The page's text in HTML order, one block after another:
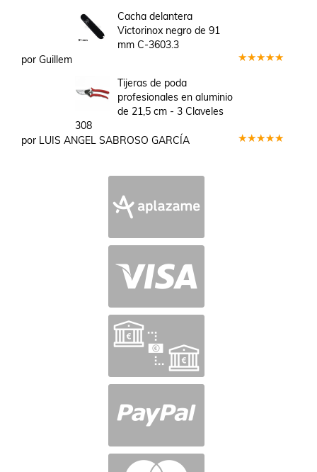
Cacha delantera
Victorinox negro de 91
mm C-3603.3
por Guillem
Tijeras de poda
profesionales en aluminio
de 21,5 cm - 3 Claveles
308
por LUIS ANGEL SABROSO GARCÍA